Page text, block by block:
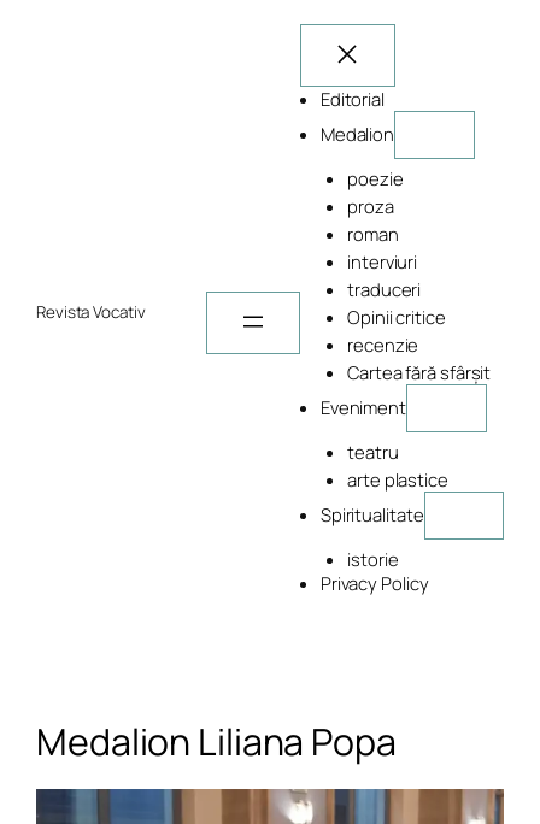
Revista Vocativ
Editorial
Medalion
poezie
proza
roman
interviuri
traduceri
Opinii critice
recenzie
Cartea fără sfârșit
Eveniment
teatru
arte plastice
Spiritualitate
istorie
Privacy Policy
Medalion Liliana Popa